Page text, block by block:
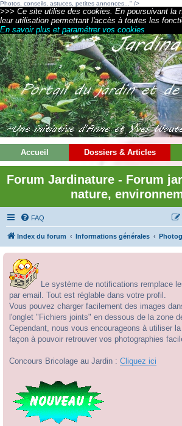
Photos, conseils, astuces, petites annonces..." />
>>> Ce site utilise des cookies. En poursuivant la
leur utilisation permettant l'accès à toutes les
En savoir plus et paramétrer vos cookies
Accueil Dossiers & Articles
Forum Jardinature - Forum
nature,
FAQ
Index du forum Informations générales
Le système de notifications remplace
par email. Tout est réglable dans votre profil.
Vous pouvez charger facilement des images
l'onglet "Fichiers joints" en dessous de la zone
Cependant, nous vous encourageons à utiliser la
façon à pouvoir retrouver vos photographies
Concours Bricolage au Jardin : Cliquez ici